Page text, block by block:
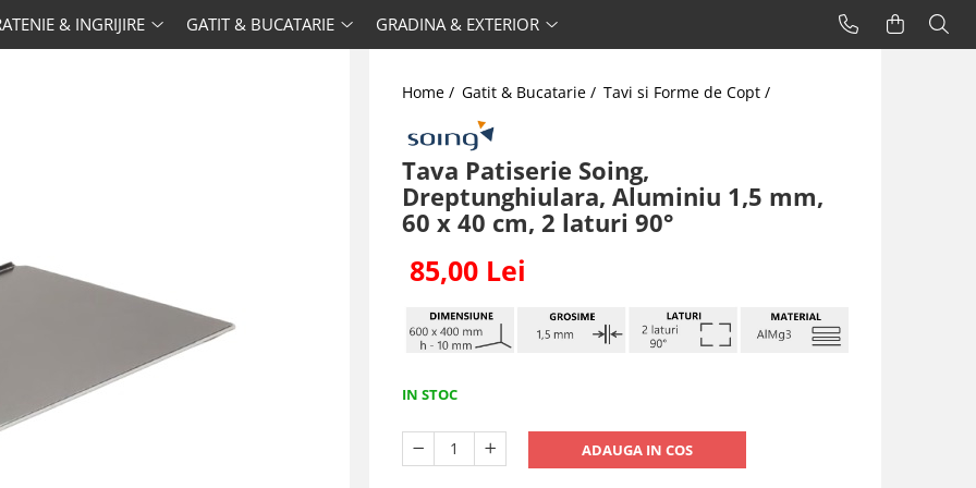
& INGRIJIRE GATIT & BUCATARIE GRADINA & EXTERIOR
Home / Gatit & Bucatarie / Tavi si Forme de Copt /
Tava Patiserie Soing,
Dreptunghiulara, Aluminiu 1,5 mm,
60 x 40 cm, 2 laturi 90°
85,00 Lei
IN STOC
ADAUGA IN COS